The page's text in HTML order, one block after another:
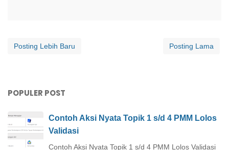
Posting Lebih Baru Posting Lama
POPULER POST
Contoh Aksi Nyata Topik 1 s/d 4 PMM Lolos
Validasi
Contoh Aksi Nyata Topik 1 s/d 4 PMM Lolos Validasi